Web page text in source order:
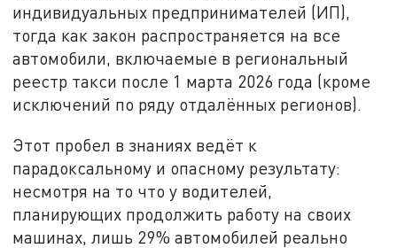
индивидуальных предпринимателей (ИП),
тогда как закон распространяется на все
автомобили, включаемые в региональный
реестр такси после 1 марта 2026 года (кроме
исключений по ряду отдалённых регионов).
Этот пробел в знаниях ведёт к
парадоксальному и опасному результату:
несмотря на то что у водителей,
планирующих продолжить работу на своих
машинах, лишь 29% автомобилей реально